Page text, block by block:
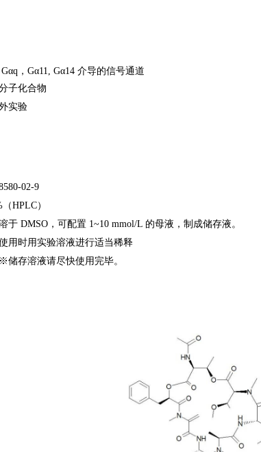
，Gα11, Gα14 介导的信号通道
子化合物
实验
02-9
HPLC）
于 DMSO，可配置 1~10 mmol/L 的母液，制成储存液。
用时用实验溶液进行适当稀释
※储存溶液请尽快使用完毕。